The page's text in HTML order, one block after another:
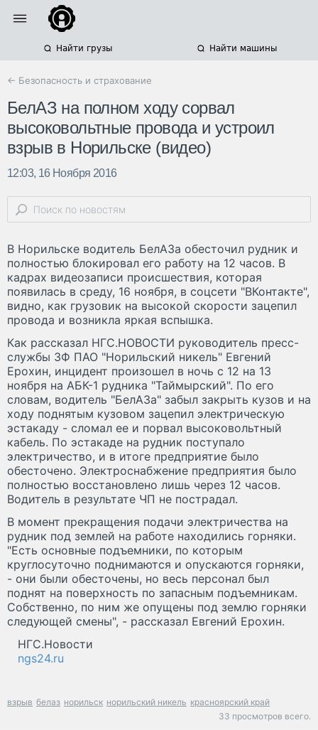
Найти грузы Найти машины
← Безопасность и страхование
БелАЗ на полном ходу сорвал
высоковольтные провода и устроил
взрыв в Норильске (видео)
12:03, 16 Ноября 2016
В Норильске водитель БелАЗа обесточил рудник и
полностью блокировал его работу на 12 часов. В
кадрах видеозаписи происшествия, которая
появилась в среду, 16 ноября, в соцсети "ВКонтакте",
видно, как грузовик на высокой скорости зацепил
провода и возникла яркая вспышка.
Как рассказал НГС.НОВОСТИ руководитель пресс-
службы ЗФ ПАО "Норильский никель" Евгений
Ерохин, инцидент произошел в ночь с 12 на 13
ноября на АБК-1 рудника "Таймырский". По его
словам, водитель "БелАЗа" забыл закрыть кузов и на
ходу поднятым кузовом зацепил электрическую
эстакаду - сломал ее и порвал высоковольтный
кабель. По эстакаде на рудник поступало
электричество, и в итоге предприятие было
обесточено. Электроснабжение предприятия было
полностью восстановлено лишь через 12 часов.
Водитель в результате ЧП не пострадал.
В момент прекращения подачи электричества на
рудник под землей на работе находились горняки.
"Есть основные подъемники, по которым
круглосуточно поднимаются и опускаются горняки,
- они были обесточены, но весь персонал был
поднят на поверхность по запасным подъемникам.
Собственно, по ним же опущены под землю горняки
следующей смены", - рассказал Евгений Ерохин.
НГС.Новости
ngs24.ru
взрыв белаз норильск норильский никель красноярский край
33 просмотров всего.